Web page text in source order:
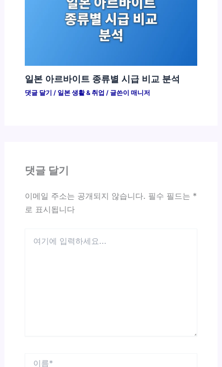
일본 아르바이트 종류별 시급 비교 분석
댓글 달기 / 일본 생활 & 취업 / 글쓴이 매니저
댓글 달기
이메일 주소는 공개되지 않습니다. 필수 필드는 *
로 표시됩니다